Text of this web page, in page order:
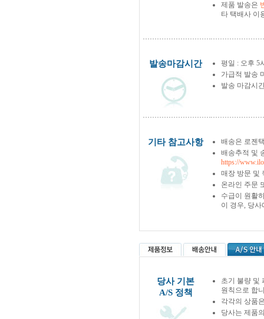
제품 발송은
타 택배사 이
발송마감시간
평일 : 오후 5
가급적 발송
발송 마감시
기타 참고사항
배송은 로젠
배송추적 및
https://
매장 방문 및
온라인 주문
수급이 원활
이 경우, 당
당사 기본
A/S 정책
초기 불량 및
원칙으로 합
각각의 상품
당사는 제품